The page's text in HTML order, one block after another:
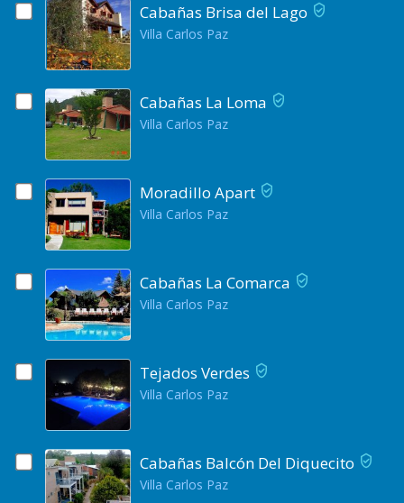
Cabañas Brisa del Lago
Villa Carlos Paz
Cabañas La Loma
Villa Carlos Paz
Moradillo Apart
Villa Carlos Paz
Cabañas La Comarca
Villa Carlos Paz
Tejados Verdes
Villa Carlos Paz
Cabañas Balcón Del Diquecito
Villa Carlos Paz